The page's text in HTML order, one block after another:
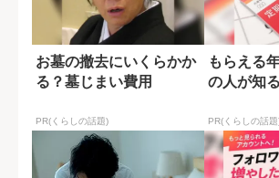
お墓の撤去にいくらかか
る？墓じまい費用
PR(くらしの話題)
もらえる
の人が知
PR(くらしの話